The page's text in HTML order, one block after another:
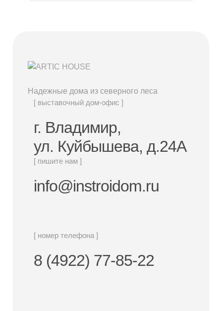
Надежные дома из северного леса
[ выставочный дом-офис ]
г. Владимир,
ул. Куйбышева, д.24А
[ пишите нам ]
info@instroidom.ru
[ номер телефона ]
8 (4922) 77-85-22